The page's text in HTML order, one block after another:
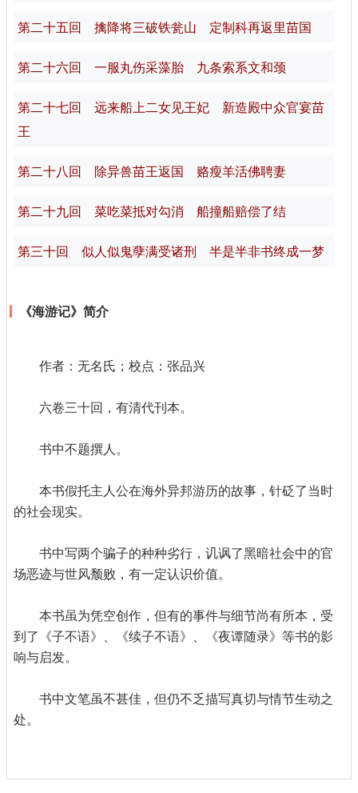
第二十五回 擒降将三破铁瓮山 定制科再返里苗国
第二十六回 一服丸伤采藻胎 九条索系文和颈
第二十七回 远来船上二女见王妃 新造殿中众官宴苗
王
第二十八回 除异兽苗王返国 赂瘦羊活佛聘妻
第二十九回 菜吃菜抵对勾消 船撞船赔偿了结
第三十回 似人似鬼孽满受诸刑 半是半非书终成一梦
《海游记》简介
作者：无名氏；校点：张品兴
六卷三十回，有清代刊本。
书中不题撰人。
本书假托主人公在海外异邦游历的故事，针砭了当时
的社会现实。
书中写两个骗子的种种劣行，讥讽了黑暗社会中的官
场恶迹与世风颓败，有一定认识价值。
本书虽为凭空创作，但有的事件与细节尚有所本，受
到了《子不语》、《续子不语》、《夜谭随录》等书的影
响与启发。
书中文笔虽不甚佳，但仍不乏描写真切与情节生动之
处。